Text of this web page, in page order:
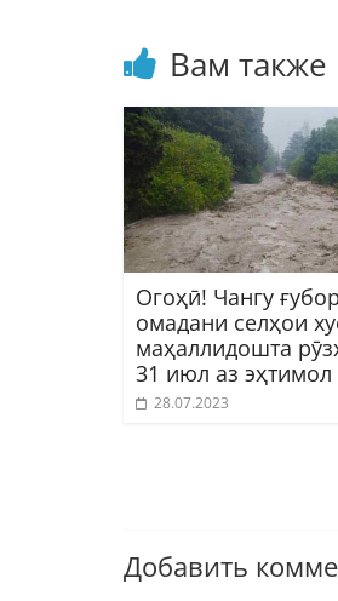
Вам
Огоҳӣ! Чангу
омадани селҳои
маҳаллидошта
31 июл аз эҳтимол
28.07.2023
Добавить